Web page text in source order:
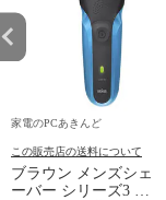
家電のPCあきんど
この販売店の送料について
ブラウン メンズシェ
ーバー シリーズ3 3